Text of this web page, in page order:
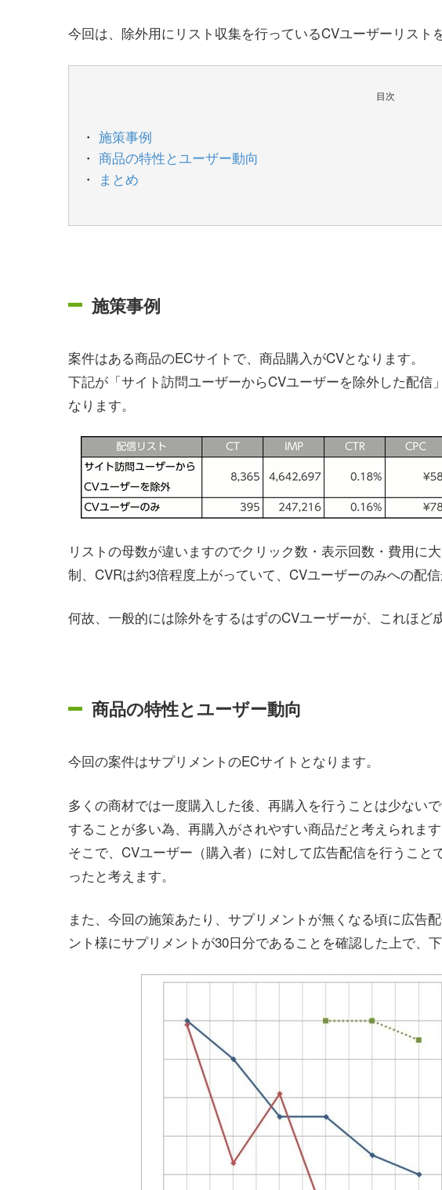
今回は、除外用にリスト収集を行っているCVユーザーリスト
目次
施策事例
商品の特性とユーザー動向
まとめ
施策事例
案件はある商品のECサイトで、商品購入がCVとなります。
下記が「サイト訪問ユーザーからCVユーザーを除外した配信
なります。
リストの母数が違いますのでクリック数・表示回数・費用に
制、CVRは約3倍程度上がっていて、CVユーザーのみへの配
何故、一般的には除外をするはずのCVユーザーが、これほど
商品の特性とユーザー動向
今回の案件はサプリメントのECサイトとなります。
多くの商材では一度購入した後、再購入を行うことは少ない
することが多い為、再購入がされやすい商品だと考えられます
そこで、CVユーザー（購入者）に対して広告配信を行うこ
ったと考えます。
また、今回の施策あたり、サプリメントが無くなる頃に広告
ント様にサプリメントが30日分であることを確認した上で、